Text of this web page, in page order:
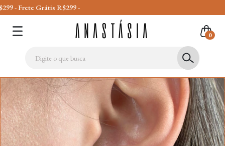
Grátis R$299 -
0